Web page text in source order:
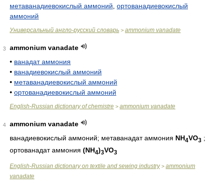
метаванадиевокислый аммоний ортованадиевокислый
аммоний
Универсальный англо-русский словарь > ammonium vanadate
3
ammonium vanadate
• ванадат аммония
• ванадиевокислый аммоний
• метаванадиевокислый аммоний
• ортованадиевокислый аммоний
English-Russian dictionary of chemistre > ammonium vanadate
4
ammonium vanadate
ванадиевокислый аммоний; метаванадат аммония NH4VO3 ;
ортованадат аммония (NH4)3VO3
English-Russian dictionary on textile and sewing industry> ammonium
vanadate